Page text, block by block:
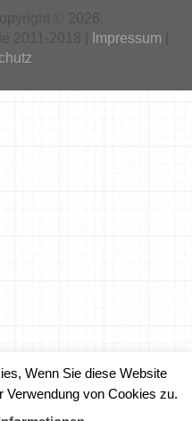
© 2026.
Impressum
Wenn Sie diese Website
Verwendung von Cookies zu.